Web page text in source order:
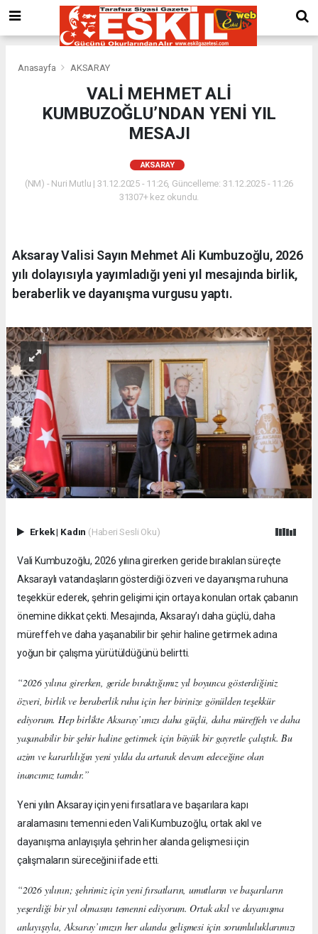
Anasayfa AKSARAY
VALİ MEHMET ALİ
KUMBUZOĞLU’NDAN YENİ YIL
MESAJI
AKSARAY
(NM) - Nuri Mutlu | 31.12.2025 - 11:26, Güncelleme: 31.12.2025 - 11:26
31307+ kez okundu.
Aksaray Valisi Sayın Mehmet Ali Kumbuzoğlu, 2026
yılı dolayısıyla yayımladığı yeni yıl mesajında birlik,
beraberlik ve dayanışma vurgusu yaptı.
Erkek| Kadın (Haberi Sesli Oku)
Vali Kumbuzoğlu, 2026 yılına girerken geride bırakılan süreçte
Aksaraylı vatandaşların gösterdiği özveri ve dayanışma ruhuna
teşekkür ederek, şehrin gelişimi için ortaya konulan ortak çabanın
önemine dikkat çekti. Mesajında, Aksaray’ı daha güçlü, daha
müreffeh ve daha yaşanabilir bir şehir haline getirmek adına
yoğun bir çalışma yürütüldüğünü belirtti.
“2026 yılına girerken, geride bıraktığımız yıl boyunca gösterdiğiniz
özveri, birlik ve beraberlik ruhu için her birinize gönülden teşekkür
ediyorum. Hep birlikte Aksaray’ımızı daha güçlü, daha müreffeh ve daha
yaşanabilir bir şehir haline getirmek için büyük bir gayretle çalıştık. Bu
azim ve kararlılığın yeni yılda da artarak devam edeceğine olan
inancımız tamdır.”
Yeni yılın Aksaray için yeni fırsatlara ve başarılara kapı
aralamasını temenni eden Vali Kumbuzoğlu, ortak akıl ve
dayanışma anlayışıyla şehrin her alanda gelişmesi için
çalışmaların süreceğini ifade etti.
“2026 yılının; şehrimiz için yeni fırsatların, umutların ve başarıların
yeşerdiği bir yıl olmasını temenni ediyorum. Ortak akıl ve dayanışma
anlayışıyla, Aksaray’ımızın her alanda gelişmesi için sorumluluklarımızı